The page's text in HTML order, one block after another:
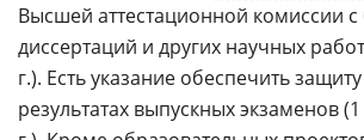
Высшей аттестационной комиссии
диссертаций и других научных
г.). Есть указание обеспечить
результатах выпускных экзаменов